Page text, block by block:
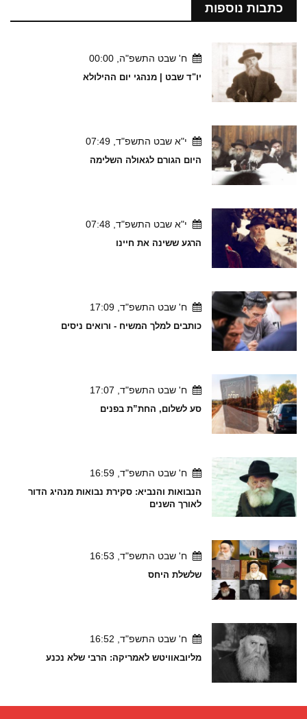
כתבות נוספות
ח' שבט התשפ"ה, 00:00
יו"ד שבט | מנהגי יום ההילולא
י"א שבט התשפ"ד, 07:49
היום הגורם לגאולה השלימה
י"א שבט התשפ"ד, 07:48
הרגע ששינה את חיינו
ח' שבט התשפ"ד, 17:09
כותבים למלך המשיח - ורואים ניסים
ח' שבט התשפ"ד, 17:07
סע לשלום, החת”ת בפנים
ח' שבט התשפ"ד, 16:59
הנבואות והנביא: סקירת נבואות מנהיג הדור
לאורך השנים
ח' שבט התשפ"ד, 16:53
שלשלת היחס
ח' שבט התשפ"ד, 16:52
מליובאוויטש לאמריקה: הרבי שלא נכנע